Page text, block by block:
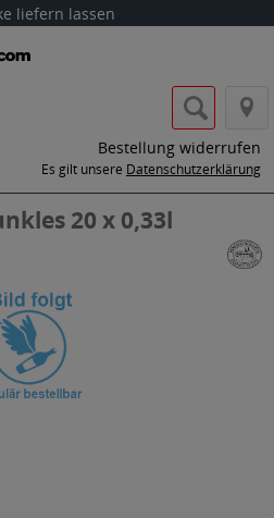
liefern lassen
Bestellung widerrufen
Es gilt unsere Datenschutzerklärung
20 x 0,33l